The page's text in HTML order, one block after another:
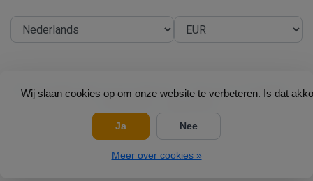
Wij slaan cookies op om onze website te verbeteren. Is dat
Ja Nee
Meer over cookies »
© Copyright 2026 Su.B Collection - Theme by Frontlabel -